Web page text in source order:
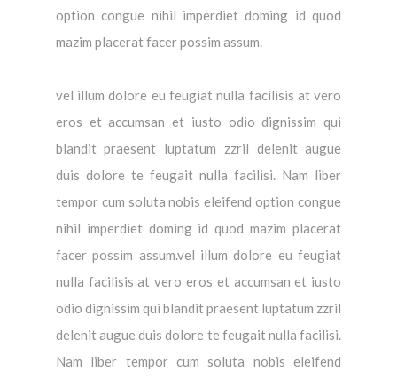
option congue nihil imperdiet doming id quod
mazim placerat facer possim assum.
vel illum dolore eu feugiat nulla facilisis at vero
eros et accumsan et iusto odio dignissim qui
blandit praesent luptatum zzril delenit augue
duis dolore te feugait nulla facilisi. Nam liber
tempor cum soluta nobis eleifend option congue
nihil imperdiet doming id quod mazim placerat
facer possim assum.vel illum dolore eu feugiat
nulla facilisis at vero eros et accumsan et iusto
odio dignissim qui blandit praesent luptatum zzril
delenit augue duis dolore te feugait nulla facilisi.
Nam liber tempor cum soluta nobis eleifend